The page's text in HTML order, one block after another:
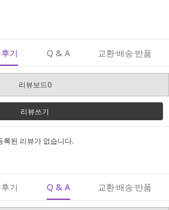
기 Q & A 교환·배송·반품
리뷰보드0
리뷰쓰기
록된 리뷰가 없습니다.
기 Q & A 교환·배송·반품